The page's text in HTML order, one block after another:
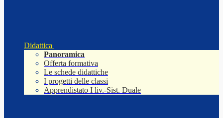
Didattica
Panoramica
Offerta formativa
Le schede didattiche
I progetti delle classi
Apprendistato I liv.-Sist. Duale